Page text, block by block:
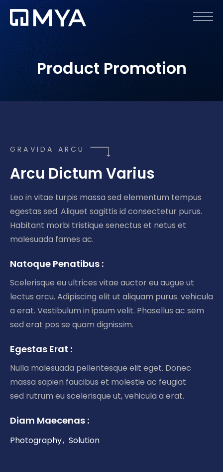
Product Promotion
GRAVIDA ARCU
Arcu Dictum Varius
Leo in vitae turpis massa sed elementum tempus
egestas sed. Aliquet sagittis id consectetur purus.
Habitant morbi tristique senectus et netus et
malesuada fames ac.
Natoque Penatibus :
Scelerisque eu ultrices vitae auctor eu augue ut
lectus arcu. Adipiscing elit ut aliquam purus. vehicula
a erat. Vestibulum in ipsum velit. Phasellus ac sem
sed erat pos se quam dignissim.
Egestas Erat :
Nulla malesuada pellentesque elit eget. Donec
massa sapien faucibus et molestie ac feugiat
sed rutrum eu scelerisque ut, vehicula a erat.
Diam Maecenas :
Photography Solution